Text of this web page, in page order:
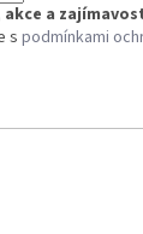
a
s podmínkami